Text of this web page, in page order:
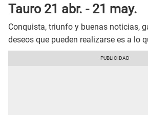
Tauro 21 abr. - 21 may.
Conquista, triunfo y buenas noticias,
deseos que pueden realizarse es a lo